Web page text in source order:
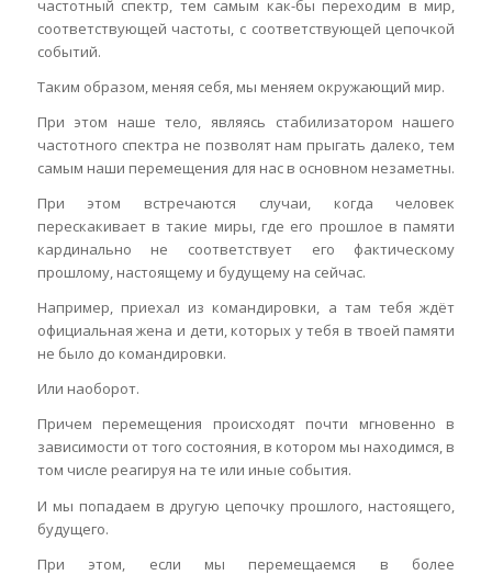
частотный спектр, тем самым как-бы переходим в мир,
соответствующей частоты, с соответствующей цепочкой
событий.
Таким образом, меняя себя, мы меняем окружающий мир.
При этом наше тело, являясь стабилизатором нашего
частотного спектра не позволят нам прыгать далеко, тем
самым наши перемещения для нас в основном незаметны.
При этом встречаются случаи, когда человек
перескакивает в такие миры, где его прошлое в памяти
кардинально не соответствует его фактическому
прошлому, настоящему и будущему на сейчас.
Например, приехал из командировки, а там тебя ждёт
официальная жена и дети, которых у тебя в твоей памяти
не было до командировки.
Или наоборот.
Причем перемещения происходят почти мгновенно в
зависимости от того состояния, в котором мы находимся, в
том числе реагируя на те или иные события.
И мы попадаем в другую цепочку прошлого, настоящего,
будущего.
При этом, если мы перемещаемся в более